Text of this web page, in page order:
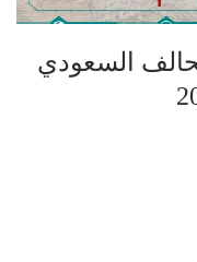
السعودي